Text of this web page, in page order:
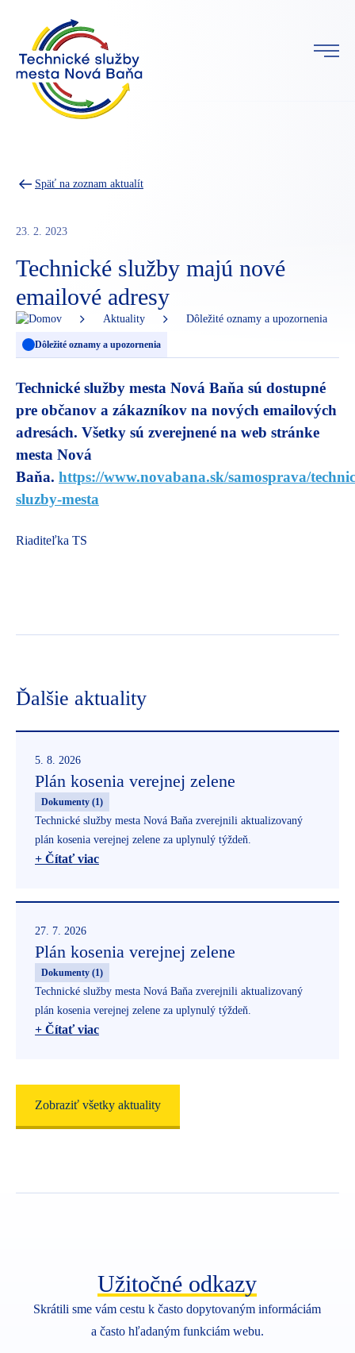
Späť na zoznam aktualít
23. 2. 2023
Technické služby majú nové
emailové adresy
Aktuality Dôležité oznamy a upozornenia
Dôležité oznamy a upozornenia
Technické služby mesta Nová Baňa sú dostupné
pre občanov a zákazníkov na nových emailových
adresách. Všetky sú zverejnené na web stránke
mesta Nová
Baňa. https://www.novabana.sk/samosprava/
sluzby-mesta
Riaditeľka TS
Ďalšie aktuality
5. 8. 2026
Plán kosenia verejnej zelene
Dokumenty (1)
Technické služby mesta Nová Baňa zverejnili aktualizovaný
plán kosenia verejnej zelene za uplynulý týždeň.
+ Čítať viac
27. 7. 2026
Plán kosenia verejnej zelene
Dokumenty (1)
Technické služby mesta Nová Baňa zverejnili aktualizovaný
plán kosenia verejnej zelene za uplynulý týždeň.
+ Čítať viac
20. 7. 2026
Plán kosenia verejnej zelene
Zobraziť všetky aktuality
Užitočné odkazy
Skrátili sme vám cestu k často dopytovaným informáciám
a často hľadaným funkciám webu.